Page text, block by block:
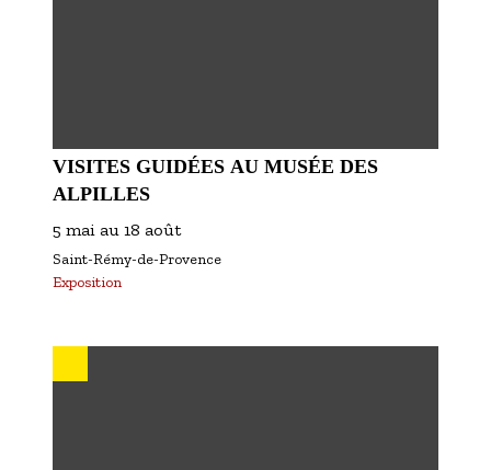
VISITES GUIDÉES AU MUSÉE DES
ALPILLES
5 mai au 18 août
Saint-Rémy-de-Provence
Exposition